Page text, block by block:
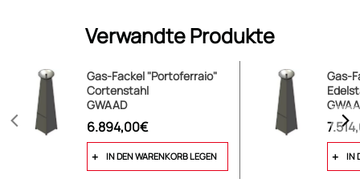
Verwandte Produkte
Gas-Fackel "Portoferraio"
Cortenstahl
GWAAD
6.894,00€
IN DEN WARENKORB LEGEN
Gas-
IN